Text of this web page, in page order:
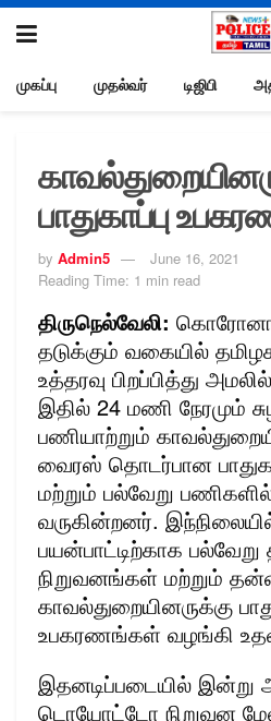
முகப்பு முதல்வர் டிஜிபி
பாதுகாப்பு
by Admin5
June 16, 2021
Reading Time: 1 min read
திருநெல்வேலி:
தடுக்கும் வகையில்
உத்தரவு பிறப்பித்து
இதில் 24 மணி நேரமும்
பணியாற்றும்
வைரஸ் தொடர்பான
மற்றும் பல்வேறு
வருகின்றனர்.
பயன்பாட்டிற்காக பல்வேறு
நிறுவனங்கள் மற்றும்
காவல்துறையினருக்கு
உபகரணங்கள் வழங்கி
இதனடிப்படையில்
டொயோட்டோ நிறுவன